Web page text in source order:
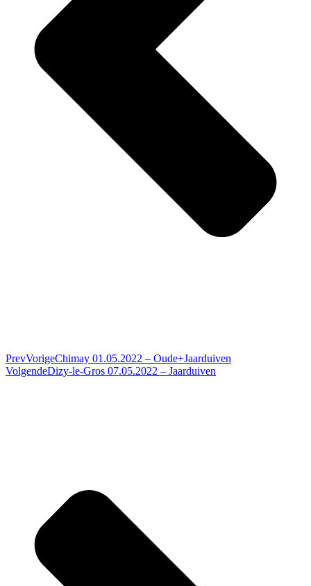
PrevVorigeChimay 01.05.2022 – Oude+Jaarduiven
VolgendeDizy-le-Gros 07.05.2022 – Jaarduiven